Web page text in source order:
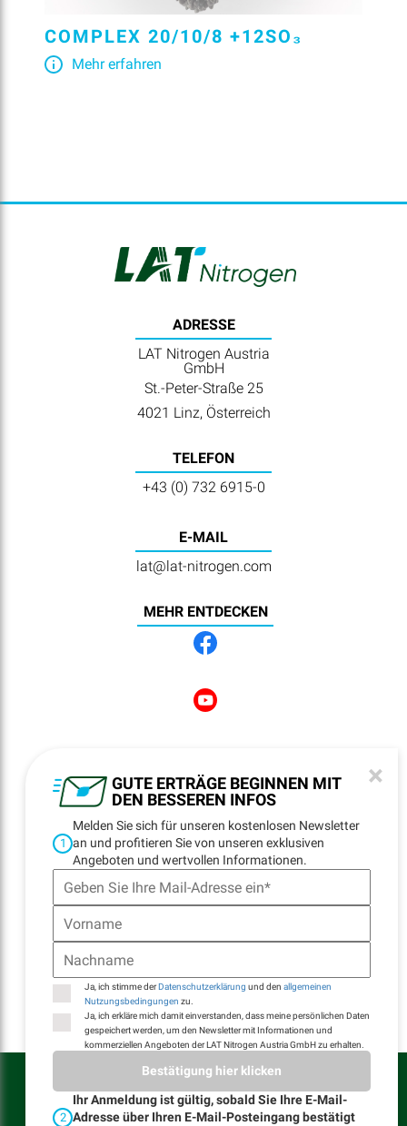
GUTE ERTRÄGE BEGINNEN MIT
DEN BESSEREN INFOS
×
1
Melden Sie sich für unseren kostenlosen Newsletter
an und profitieren Sie von unseren exklusiven
Angeboten und wertvollen Informationen.
Ja, ich stimme derDatenschutzerklärung und den allgemeinen
Nutzungsbedingungen zu.
Ja, ich erkläre mich damit einverstanden, dass meine persönlichen Daten
gespeichert werden, um den Newsletter mit Informationen und
kommerziellen Angeboten der LAT Nitrogen Austria GmbH zu erhalten.
Bestätigung hier klicken
2
Ihr Anmeldung ist gültig, sobald Sie Ihre E-Mail-
Adresse über Ihren E-Mail-Posteingang bestätigt
COMPLEX 20/10/8 +12SO₃
Mehr erfahren
ADRESSE
LAT Nitrogen Austria
GmbH
St.-Peter-Straße 25
4021 Linz, Österreich
TELEFON
+43 (0) 732 6915-0
E-MAIL
lat@lat-nitrogen.com
MEHR ENTDECKEN
REGISTRATION
NAVIGATION
Startseite
Standorte
E-Billing
LAT Nitrogen Austria GmbH © Alle Rechte vorbehalten
Allgemeine Nutzungsbedingungen
Allgemeine Verkaufs- und Lieferbedingungen